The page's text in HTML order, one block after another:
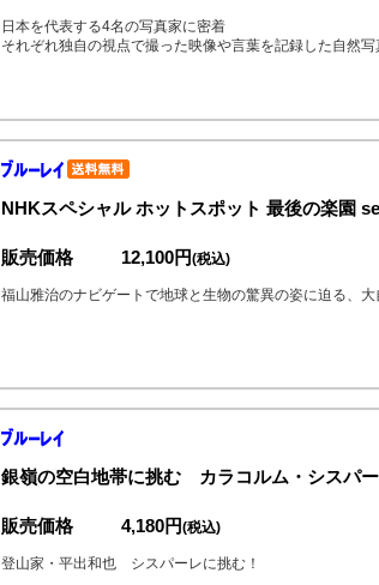
日本を代表する4名の写真家に密着
それぞれ独自の視点で撮った映像や言葉を記録した自然
NHKスペシャル ホットスポット 最後の楽園
販売価格 12,100円(税込)
福山雅治のナビゲートで地球と生物の驚異の姿に迫る、
銀嶺の空白地帯に挑む カラコルム・シスパ
販売価格 4,180円(税込)
登山家・平出和也 シスパーレに挑む！